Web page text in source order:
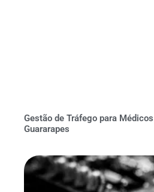
Gestão de Tráfego para
Guararapes